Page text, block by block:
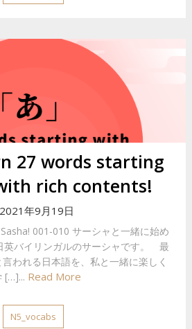
27 words starting
rich contents!
2021年9月19日
001-010 サーシャと一緒に始め
バイリンガルのサーシャです。 最
われる日本語を、私と一緒に楽しく
[…]... Read More
N5_vocabs